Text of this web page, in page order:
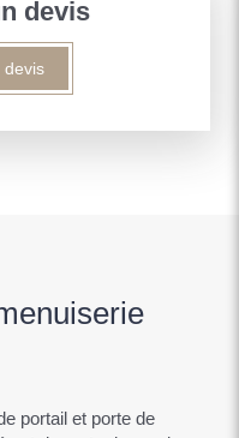
devis
devis
portail et porte de